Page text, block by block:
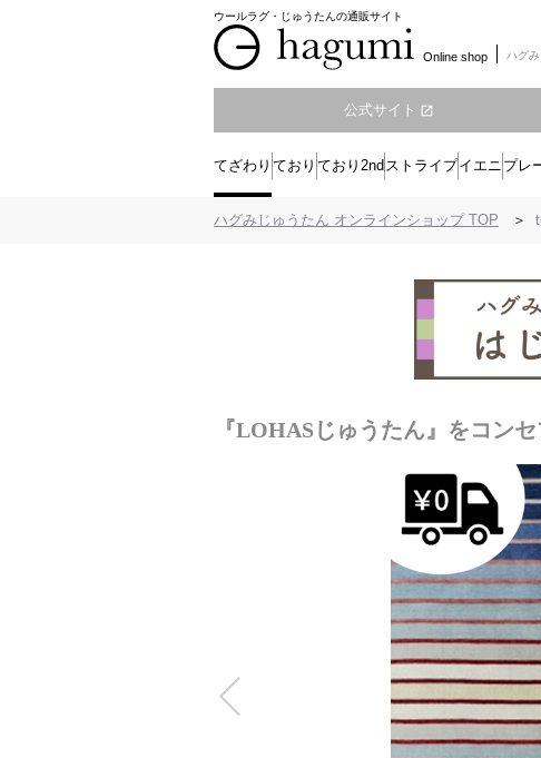
ウールラグ・じゅうたんの通販サイト
Online shop ハグ
公式サイト open_in_new
てざわり ており ており2nd ストライプイエニ プレ
ハグみじゅうたん オンラインショップ TOP
『LOHASじゅうたん』をコン